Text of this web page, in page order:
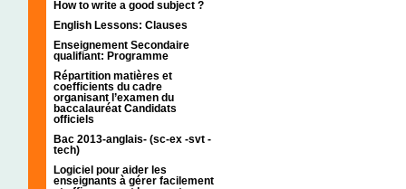
How to write a good subject ?
English Lessons: Clauses
Enseignement Secondaire
qualifiant: Programme
Répartition matières et
coefficients du cadre
organisant l’examen du
baccalauréat Candidats
officiels
Bac 2013-anglais- (sc-ex -svt -
tech)
Logiciel pour aider les
enseignants à gérer facilement